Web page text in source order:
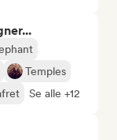
Temples
Se alle +12